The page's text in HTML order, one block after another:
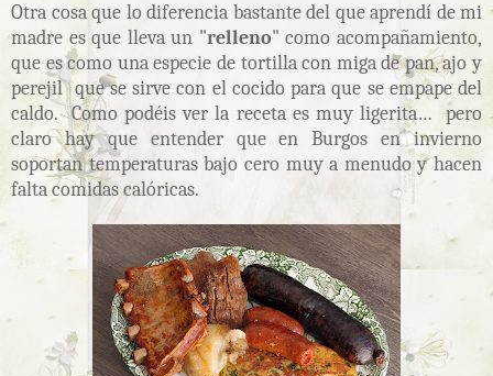
Otra cosa que lo diferencia bastante del que aprendí de mi
madre es que lleva un "relleno" como acompañamiento,
que es como una especie de tortilla con miga de pan, ajo y
perejil que se sirve con el cocido para que se empape del
caldo. Como podéis ver la receta es muy ligerita… pero
claro hay que entender que en Burgos en invierno
soportan temperaturas bajo cero muy a menudo y hacen
falta comidas calóricas.